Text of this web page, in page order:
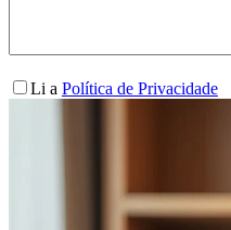
Li a Política de Privacidade